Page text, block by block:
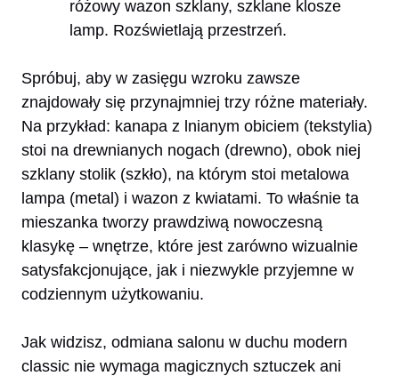
różowy wazon szklany, szklane klosze
lamp. Rozświetlają przestrzeń.
Spróbuj, aby w zasięgu wzroku zawsze
znajdowały się przynajmniej trzy różne materiały.
Na przykład: kanapa z lnianym obiciem (tekstylia)
stoi na drewnianych nogach (drewno), obok niej
szklany stolik (szkło), na którym stoi metalowa
lampa (metal) i wazon z kwiatami. To właśnie ta
mieszanka tworzy prawdziwą nowoczesną
klasykę – wnętrze, które jest zarówno wizualnie
satysfakcjonujące, jak i niezwykle przyjemne w
codziennym użytkowaniu.
Jak widzisz, odmiana salonu w duchu modern
classic nie wymaga magicznych sztuczek ani